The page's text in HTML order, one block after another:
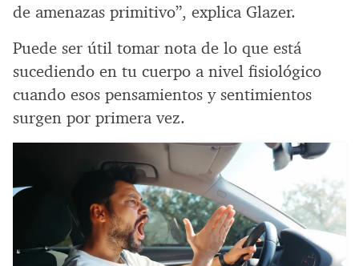
de amenazas primitivo”, explica Glazer.
Puede ser útil tomar nota de lo que está
sucediendo en tu cuerpo a nivel fisiológico
cuando esos pensamientos y sentimientos
surgen por primera vez.